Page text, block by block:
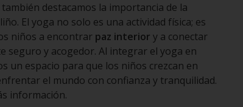
destacamos la importancia de la
El yoga no solo es una actividad física; es
niños a encontrar paz interior y a conectar
seguro y acogedor. Al integrar el yoga en
un espacio para que los niños crezcan en
el mundo con confianza y tranquilidad.
información.